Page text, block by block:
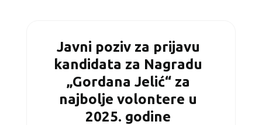
Javni poziv za prijavu
kandidata za Nagradu
„Gordana Jelić“ za
najbolje volontere u
2025. godine